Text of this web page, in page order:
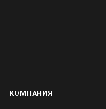
КОМПАНИЯ